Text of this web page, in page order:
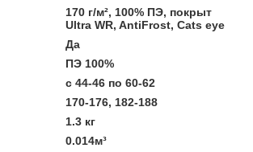
170 г/м², 100% ПЭ, покрыт
Ultra WR, AntiFrost, Cats eye
Да
ПЭ 100%
с 44-46 по 60-62
170-176, 182-188
1.3 кг
0.014м³